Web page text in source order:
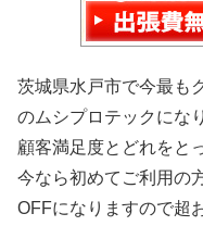
茨城県水戸市で今最も
のムシプロテックにな
顧客満足度とどれをと
今なら初めてご利用の
OFFになりますので超